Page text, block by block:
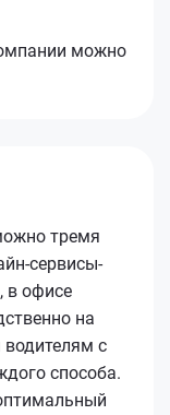
можно
тремя
сервисы-
в офисе
на
с
способа.